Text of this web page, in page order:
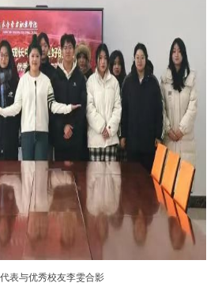
表与优秀校友李雯合影